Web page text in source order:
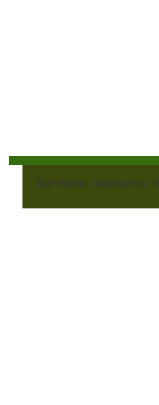
Все права защищены. ©